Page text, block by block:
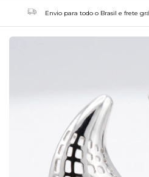
Envio para todo o Brasil e frete